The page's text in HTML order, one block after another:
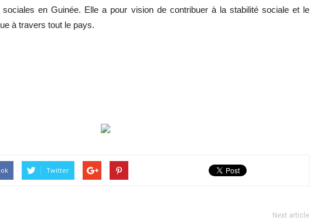
sociales en Guinée. Elle a pour vision de contribuer à la stabilité sociale et le
à travers tout le pays.
Twitter
Next article